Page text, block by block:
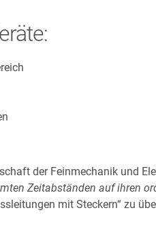
der Feinmechanik und
Zeitabständen auf ihren
mit Steckern“ zu